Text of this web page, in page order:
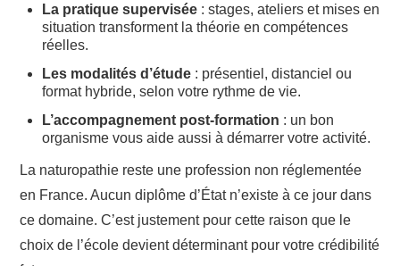
La pratique supervisée : stages, ateliers et mises en
situation transforment la théorie en compétences
réelles.
Les modalités d’étude : présentiel, distanciel ou
format hybride, selon votre rythme de vie.
L’accompagnement post-formation : un bon
organisme vous aide aussi à démarrer votre activité.
La naturopathie reste une profession non réglementée
en France. Aucun diplôme d’État n’existe à ce jour dans
ce domaine. C’est justement pour cette raison que le
choix de l’école devient déterminant pour votre crédibilité